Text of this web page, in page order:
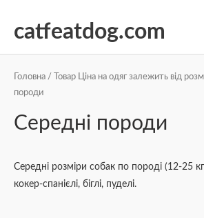
catfeatdog.com
Головна / Товар Ціна на одяг залежить від
породи
Середні породи
Середні розміри собак по породі (12-25
кокер-спанієлі, біглі, пуделі.
ціною: